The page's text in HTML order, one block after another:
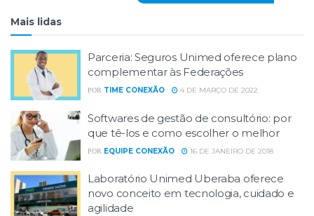
Mais lidas
Parceria: Seguros Unimed oferece plano
complementar às Federações
POR TIME CONEXÃO 4 DE MARÇO DE 2022
Softwares de gestão de consultório: por
que tê-los e como escolher o melhor
POR EQUIPE CONEXÃO 16 DE JANEIRO DE 2018
Laboratório Unimed Uberaba oferece
novo conceito em tecnologia, cuidado e
agilidade